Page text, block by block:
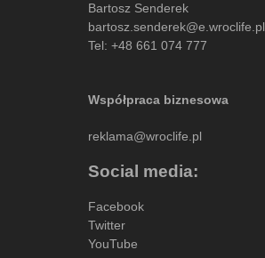
Bartosz Senderek
bartosz.senderek@e.wroclife.pl
Tel: +48 661 074 777
Współpraca biznesowa
reklama@wroclife.pl
Social media:
Facebook
Twitter
YouTube